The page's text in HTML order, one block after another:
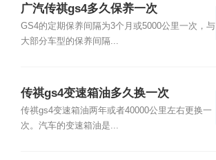
广汽传祺gs4多久保养一次
GS4的定期保养间隔为3个月或5000公里一次，与
大部分车型的保养间隔...
传祺gs4变速箱油多久换一次
传祺gs4变速箱油两年或者40000公里左右更换一
次。汽车的变速箱油是...